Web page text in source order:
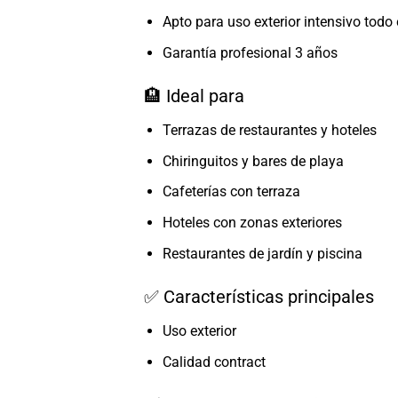
Apto para uso exterior intensivo todo
Garantía profesional 3 años
🏨 Ideal para
Terrazas de restaurantes y hoteles
Chiringuitos y bares de playa
Cafeterías con terraza
Hoteles con zonas exteriores
Restaurantes de jardín y piscina
✅ Características principales
Uso exterior
Calidad contract